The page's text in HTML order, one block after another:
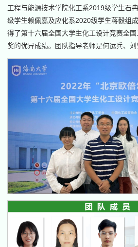
工程与能源技术学院化工系2019级学生石
级学生赖佩嘉及应化系2020级学生蒋毅组
得了第十六届全国大学生化工设计竞赛全
奖的优异成绩。团队指导老师是何运兵、刘